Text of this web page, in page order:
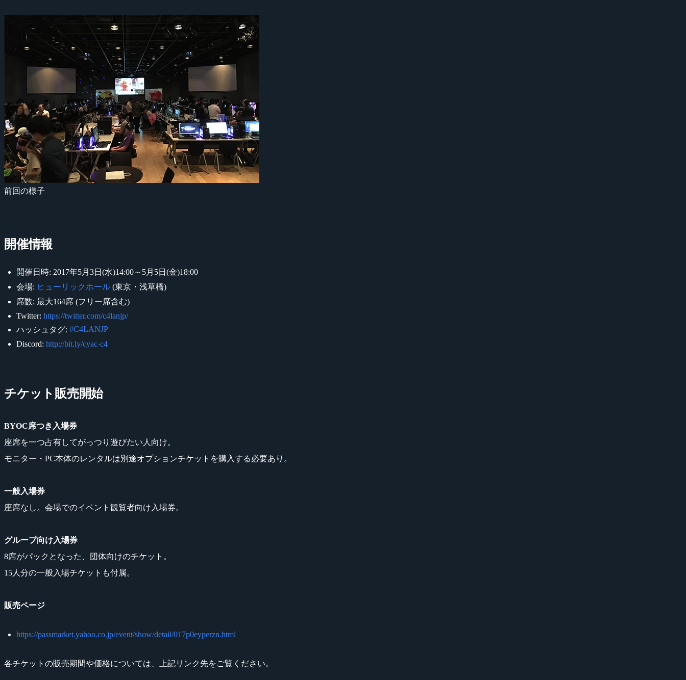
前回の様子
開催情報
開催日時: 2017年5月3日(水)14:00～5月5日(金)18:00
会場: ヒューリックホール (東京・浅草橋)
席数: 最大164席 (フリー席含む)
Twitter: https://twitter.com/c4lanjp/
ハッシュタグ: #C4LANJP
Discord: http://bit.ly/cyac-c4
チケット販売開始
BYOC席つき入場券
座席を一つ占有してがっつり遊びたい人向け。
モニター・PC本体のレンタルは別途オプションチケットを購入する必要あり。
一般入場券
座席なし。会場でのイベント観覧者向け入場券。
グループ向け入場券
8席がパックとなった、団体向けのチケット。
15人分の一般入場チケットも付属。
販売ページ
https://passmarket.yahoo.co.jp/event/show/detail/017p0eyperzn.html
各チケットの販売期間や価格については、上記リンク先をご覧ください。